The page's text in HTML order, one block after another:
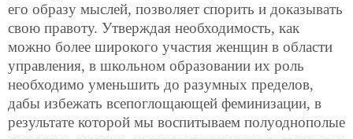
его образу мыслей, позволяет спорить и доказывать
свою правоту. Утверждая необходимость, как
можно более широкого участия женщин в области
управления, в школьном образовании их роль
необходимо уменьшить до разумных пределов,
дабы избежать всепоглощающей феминизации, в
результате которой мы воспитываем полуоднополые